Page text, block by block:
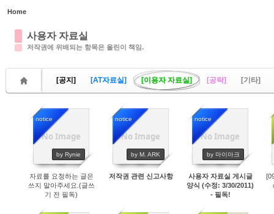
Home
사용자 자료실
저작권에 위배되는 항목은 올린이 책임.
[공지] [AT자료실] [이용자 자료실] [공략] [기타]
No Image
notice
by Rynie
20822
자료를 요청하는 글은
쓰지 말아주세요.(글쓰
기 전 필독)
No Image
notice
by M. ARK
19914
저작권 관련 신고사항
No Image
notice
by 마이아크
21555
사용자 자료실 게시글
양식 (수정: 3/30/2011)
- 필독!
Sketchbook5, 스케치북5
Sketchbook5, 스케치북5